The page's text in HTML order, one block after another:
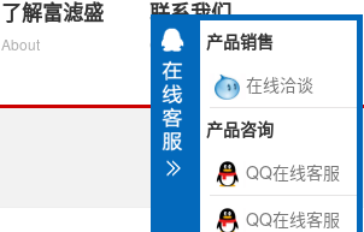
了解富滤盛
About
联系我们
Contact Us产品销售
在线洽谈
产品咨询
QQ在线客服
QQ在线客服